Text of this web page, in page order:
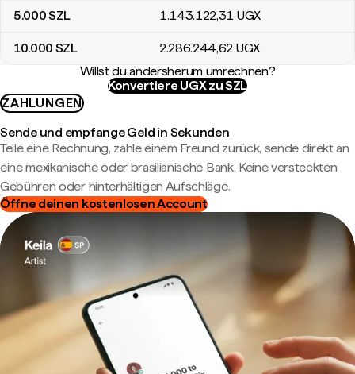
5.000SZL 1.143.122,31 UGX
10.000 SZL 2.286.244,62 UGX
Willst du andersherum umrechnen?
Konvertiere UGX zu SZL
ZAHLUNGEN
Sende und empfange Geld in Sekunden
Teile eine Rechnung, zahle einem Freund zurück, sende direkt an
eine mexikanische oder brasilianische Bank. Keine versteckten
Gebühren oder hinterhältigen Aufschläge.
Öffne deinen kostenlosen Account